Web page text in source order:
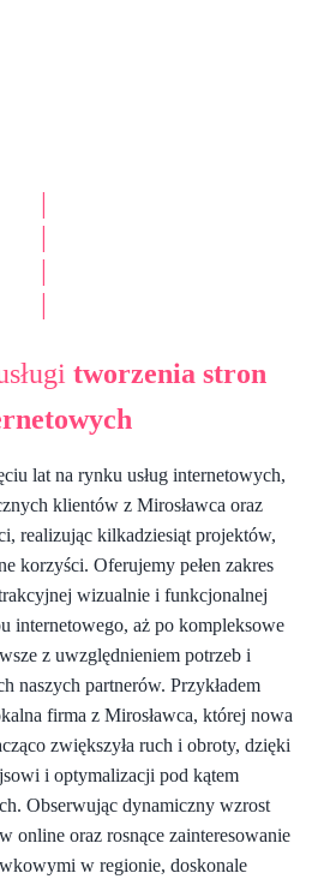
tworzenia stron
lat na rynku usług internetowych,
klientów z Mirosławca oraz
realizując kilkadziesiąt projektów,
korzyści. Oferujemy pełen zakres
wizualnie i funkcjonalnej
internetowego, aż po kompleksowe
z uwzględnieniem potrzeb i
naszych partnerów. Przykładem
firma z Mirosławca, której nowa
zwiększyła ruch i obroty, dzięki
i optymalizacji pod kątem
Obserwując dynamiczny wzrost
online oraz rosnące zainteresowanie
w regionie, doskonale